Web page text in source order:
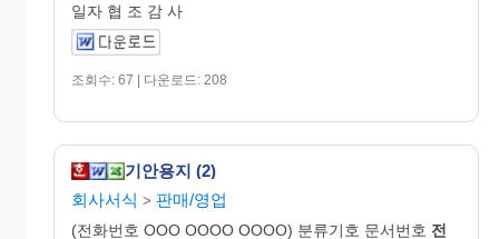
일자 협 조 감 사
조회수: 67 | 다운로드: 208
기안용지 (2)
회사서식 > 판매/영업
(전화번호 OOO OOOO OOOO) 분류기호 문서번호 전